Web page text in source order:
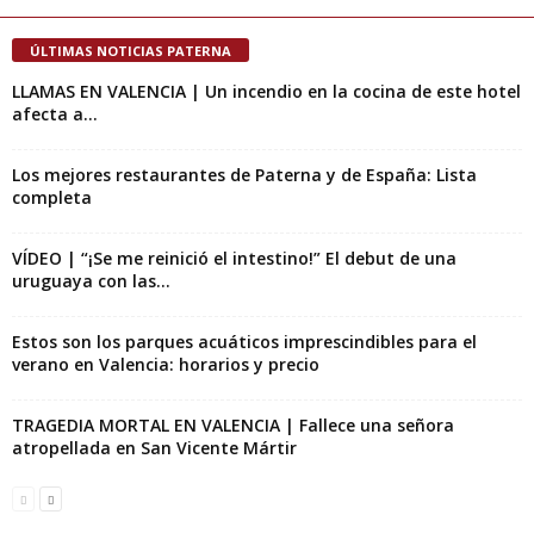
ÚLTIMAS NOTICIAS PATERNA
LLAMAS EN VALENCIA | Un incendio en la cocina de este hotel
afecta a...
Los mejores restaurantes de Paterna y de España: Lista
completa
VÍDEO | “¡Se me reinició el intestino!” El debut de una
uruguaya con las...
Estos son los parques acuáticos imprescindibles para el
verano en Valencia: horarios y precio
TRAGEDIA MORTAL EN VALENCIA | Fallece una señora
atropellada en San Vicente Mártir